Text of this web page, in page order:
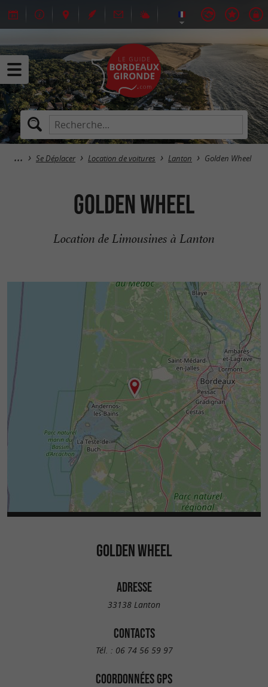
Se Déplacer Location de voitures Lanton Golden Wheel
Golden Wheel
Location de Limousines à Lanton
GOLDEN WHEEL
ADRESSE
33138 Lanton
CONTACTS
Tél. : 06 74 56 59 97
COORDONNÉES GPS